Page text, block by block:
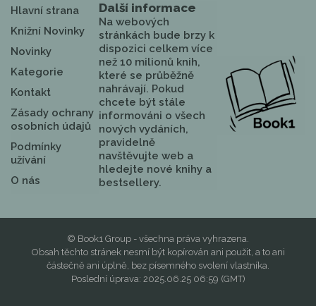
Hlavní strana
Knižní Novinky
Novinky
Kategorie
Kontakt
Zásady ochrany
osobních údajů
Podmínky
užívání
O nás
Další informace
Na webových
stránkách bude brzy k
dispozici celkem více
než 10 milionů knih,
které se průběžně
nahrávají. Pokud
chcete být stále
informováni o všech
nových vydáních,
pravidelně
navštěvujte web a
hledejte nové knihy a
bestsellery.
© Book1 Group - všechna práva vyhrazena.
Obsah těchto stránek nesmí být kopírován ani použit, a to ani
částečně ani úplně, bez písemného svolení vlastníka.
Poslední úprava: 2025.06.25 06:59 (GMT)